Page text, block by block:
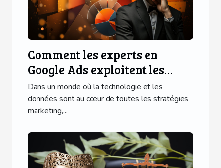
Comment les experts en
Google Ads exploitent les
données pour réussir
Dans un monde où la technologie et les
données sont au cœur de toutes les stratégies
marketing,...